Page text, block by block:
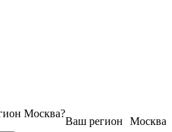
Москва
Ваш регион
Москва?